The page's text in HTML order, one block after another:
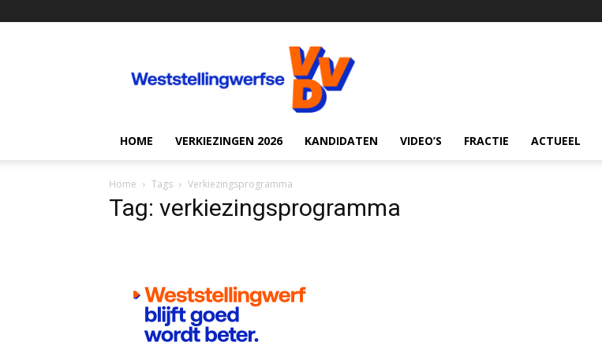
Weststellingwerf
HOME VERKIEZINGEN 2026 KANDIDATEN VIDEO’S FRACTIE ACTUEEL
Home Tags Verkiezingsprogramma
Tag: verkiezingsprogramma